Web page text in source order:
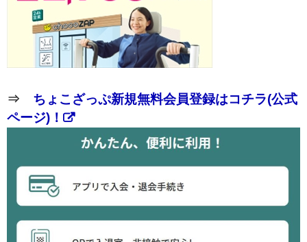
⇒ ちょこざっぷ新規無料会員登録はコチラ(公式
ページ)！